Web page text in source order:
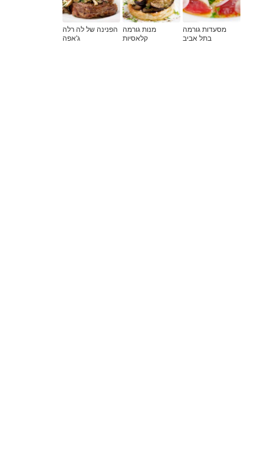
מסעדות גורמה
בתל אביב
מנות גורמה
קלאסיות
הפנינה של לה רלה
ג'אפה